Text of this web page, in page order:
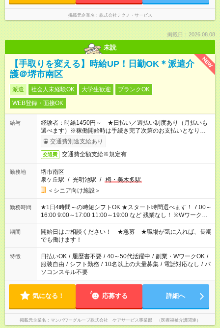
掲載元企業名 株式会社テクノ・サービス
掲載日：2026.08.08
未読
NEW
【手取りを変える】時給UP！日勤OK＊派遣介
護＠堺市南区
派遣 社会人未経験OK 大学生歓迎
ブランクOK
WEB登録・面接OK
給与
経験者：時給1450円～ ★日払い／週払い制度あり（月払いも
選べます）※稼働開始時は手続き完了次第のお支払いとなりま
す。交通費別途支給あり
交通費 交通費全額支給※規定有
勤務地
堺市南区
泉ケ丘駅 / 光明池駅 / 栂・美木多駅
＜シニア向け施設＞
勤務時間
★1日4時間～の時短シフトOK ★スタート時間選べます！ 7:00～
16:00 9:00～17:00 11:00～19:00 など 残業なし！ ※Wワークの
場合、他のお仕事と合わせ週40時間超の就業はご案内できませ
ん ※法令に基づき、週20時間以上勤務は社会保険への加入対象
となります ※労働者派遣法（日雇い派遣の原則禁止）により、
短時間・短期間の就業はご案内が難しい場合があります
期間
開始日はご相談ください！ ★急募 ★職場が気に入れば、長期
でも働けます！
特徴 日払いOK / 履歴書不要 / 40～50代活躍中 / 副業・WワークOK /
服装自由 / シフト勤務 / 10名以上の大量募集 / 電話対応なし / パ
ソコンスキル不要
気になる！ 応募する 詳細へ
掲載元企業名 マンパワーグループ株式会社 ケアサービス事業部 （医療福祉介護関連）